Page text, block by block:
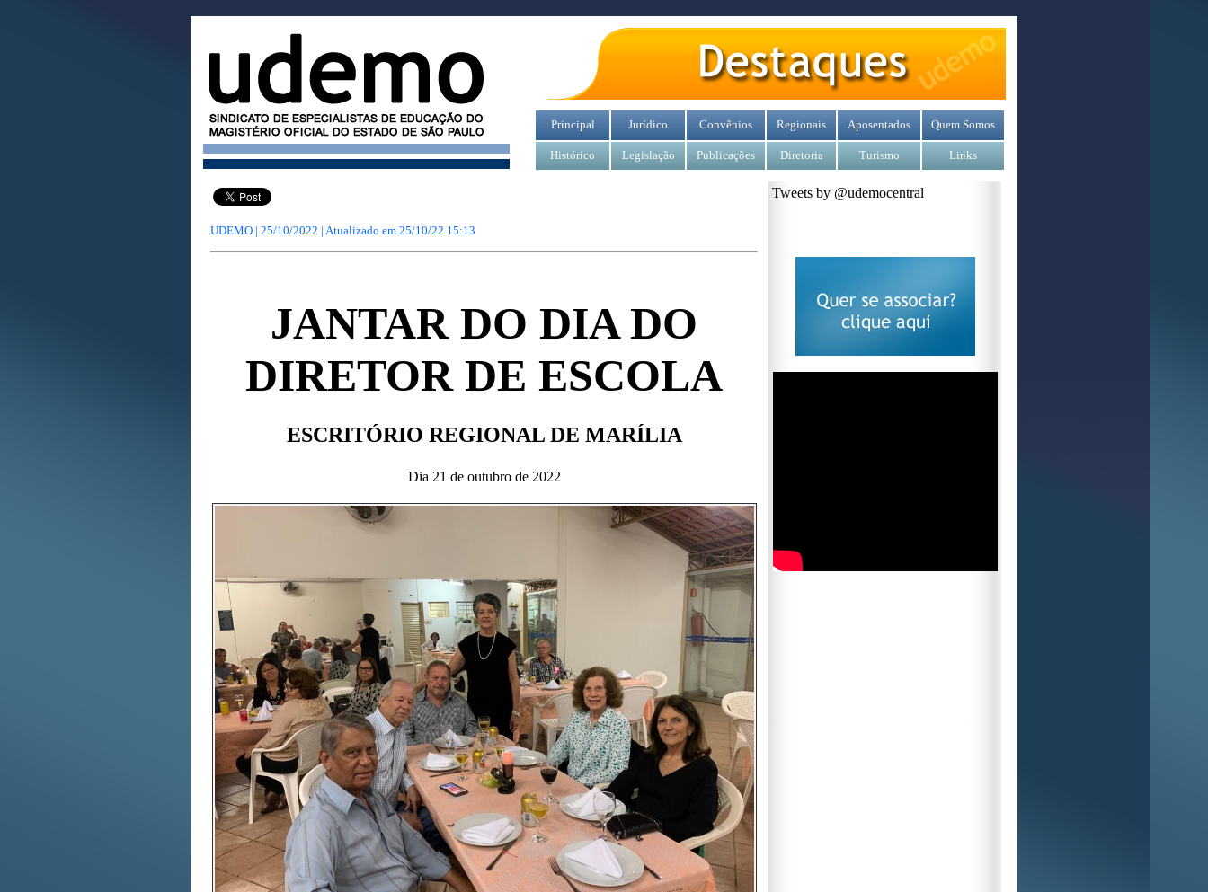
Principal Jurídico Convênios Regionais Aposentados Quem Somos
Histórico Legislação Publicações Diretoria Turismo Links
UDEMO | 25/10/2022 | Atualizado em 25/10/22 15:13
JANTAR DO DIA DO
DIRETOR DE ESCOLA
ESCRITÓRIO REGIONAL DE MARÍLIA
Dia 21 de outubro de 2022
Tweets by @udemocentral